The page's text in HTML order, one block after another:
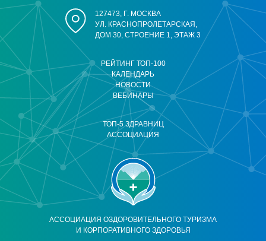
АССОЦИАЦИЯ ОЗДОРОВИТЕЛЬНОГО ТУРИЗМА
И КОРПОРАТИВНОГО ЗДОРОВЬЯ
РЕЙТИНГ ТОП-100
КАЛЕНДАРЬ
НОВОСТИ
ВЕБИНАРЫ
ТОП-5 ЗДРАВНИЦ
АССОЦИАЦИЯ
127473, Г. МОСКВА
УЛ. КРАСНОПРОЛЕТАРСКАЯ,
ДОМ 30, СТРОЕНИЕ 1, ЭТАЖ 3